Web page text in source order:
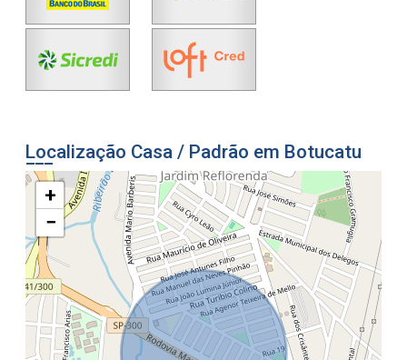
Localização Casa / Padrão em Botucatu
+
−